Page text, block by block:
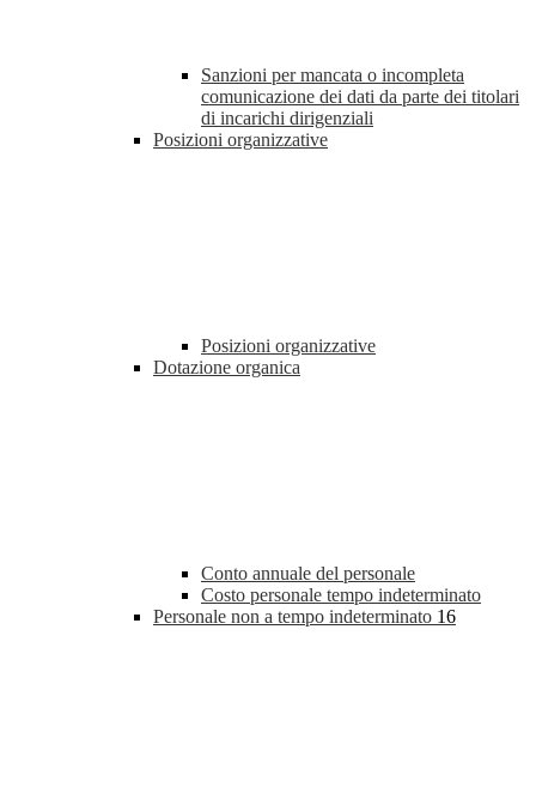
Sanzioni per mancata o incompleta
comunicazione dei dati da parte dei titolari
di incarichi dirigenziali
Posizioni organizzative
Posizioni organizzative
Dotazione organica
Conto annuale del personale
Costo personale tempo indeterminato
Personale non a tempo indeterminato 16